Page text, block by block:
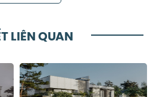
LIÊN QUAN